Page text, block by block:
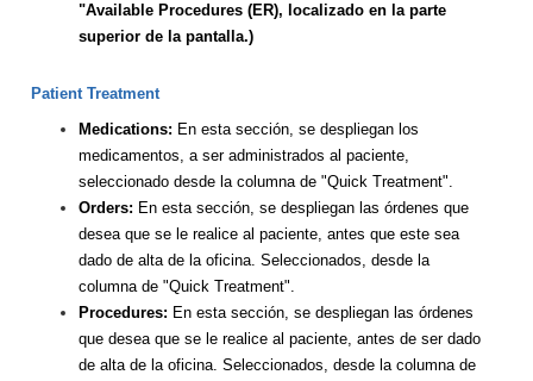
"Available Procedures (ER), localizado en la parte
superior de la pantalla.)
Patient Treatment
Medications: En esta sección, se despliegan los
medicamentos, a ser administrados al paciente,
seleccionado desde la columna de "Quick Treatment".
Orders: En esta sección, se despliegan las órdenes que
desea que se le realice al paciente, antes que este sea
dado de alta de la oficina. Seleccionados, desde la
columna de "Quick Treatment".
Procedures: En esta sección, se despliegan las órdenes
que desea que se le realice al paciente, antes de ser dado
de alta de la oficina. Seleccionados, desde la columna de